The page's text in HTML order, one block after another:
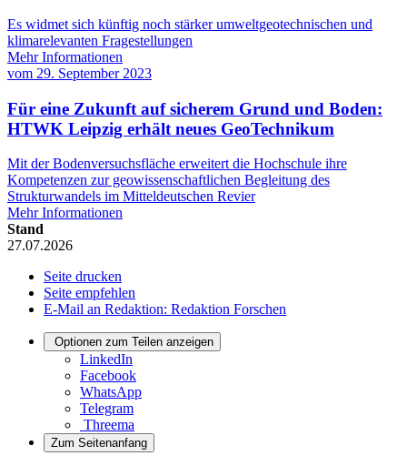
Es widmet sich künftig noch stärker umweltgeotechnischen und
klimarelevanten Fragestellungen
Mehr Informationen
vom 29. September 2023
Für eine Zukunft auf sicherem Grund und Boden:
HTWK Leipzig erhält neues GeoTechnikum
Mit der Bodenversuchsfläche erweitert die Hochschule ihre
Kompetenzen zur geowissenschaftlichen Begleitung des
Strukturwandels im Mitteldeutschen Revier
Mehr Informationen
Stand
27.07.2026
Seite drucken
Seite empfehlen
E-Mail an Redaktion: Redaktion Forschen
Optionen zum Teilen anzeigen
LinkedIn
Facebook
WhatsApp
Telegram
Threema
Zum Seitenanfang